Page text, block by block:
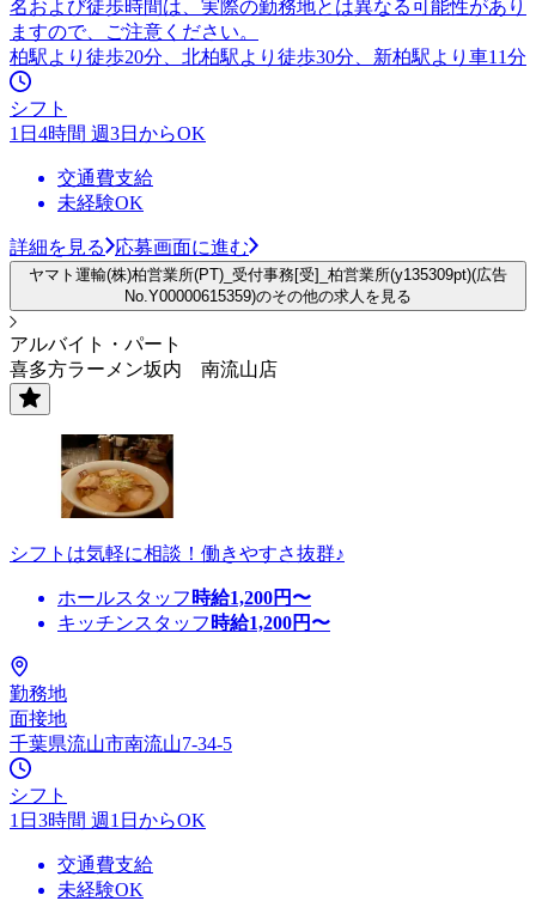
名および徒歩時間は、実際の勤務地とは異なる可能性があり
ますので、ご注意ください。
柏駅より徒歩20分、北柏駅より徒歩30分、新柏駅より車11分
シフト
1日4時間 週3日からOK
交通費支給
未経験OK
詳細を見る 応募画面に進む
ヤマト運輸(株)柏営業所(PT)_受付事務[受]_柏営業所(y135309pt)(広告
No.Y00000615359)のその他の求人を見る
アルバイト・パート
喜多方ラーメン坂内 南流山店
シフトは気軽に相談！働きやすさ抜群♪
ホールスタッフ 時給1,200円〜
キッチンスタッフ 時給1,200円〜
勤務地
面接地
千葉県流山市南流山7-34-5
シフト
1日3時間 週1日からOK
交通費支給
未経験OK